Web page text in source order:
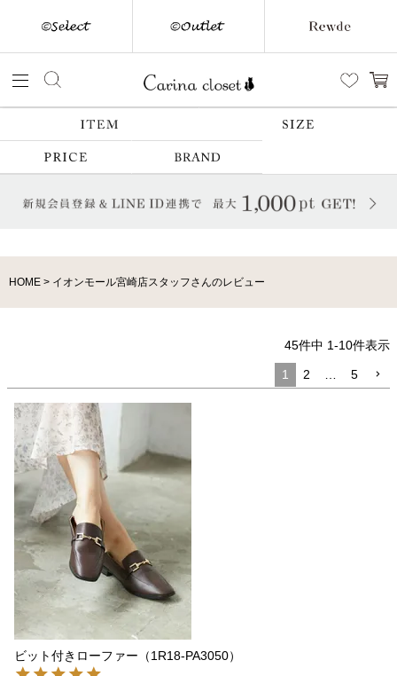
HOME イオンモール宮崎店スタッフさんのレビュー
45件中 1-10件表示
1 2 5
ビット付きローファー（1R18-PA3050）